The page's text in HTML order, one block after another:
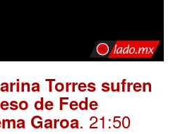
Torres sufren
de Fede
Garoa. 21:50